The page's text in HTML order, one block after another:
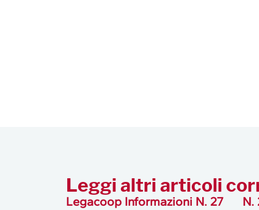
Leggi altri articoli
Legacoop Informazioni N. 27 N.